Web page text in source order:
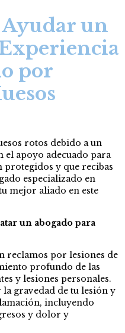
Ayudar un
por
rotos debido a un
el apoyo adecuado para
protegidos y que recibas
especializado en
mejor aliado en este
un abogado para
reclamos por lesiones de
profundo de las
y lesiones personales.
gravedad de tu lesión y
incluyendo
y dolor y